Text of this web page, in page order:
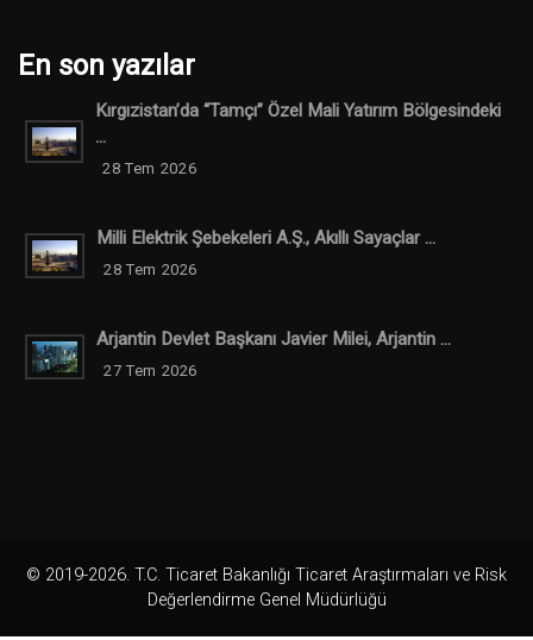
En son yazılar
Kırgızistan’da “Tamçı” Özel Mali Yatırım Bölgesindeki
...
28 Tem 2026
Milli Elektrik Şebekeleri A.Ş., Akıllı Sayaçlar ...
28 Tem 2026
Arjantin Devlet Başkanı Javier Milei, Arjantin ...
27 Tem 2026
© 2019-2026. T.C. Ticaret Bakanlığı Ticaret Araştırmaları ve Risk
Değerlendirme Genel Müdürlüğü